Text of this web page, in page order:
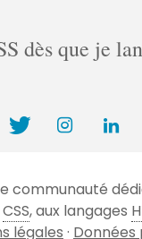
dès que je
communauté
CSS, aux langages
légales · Données